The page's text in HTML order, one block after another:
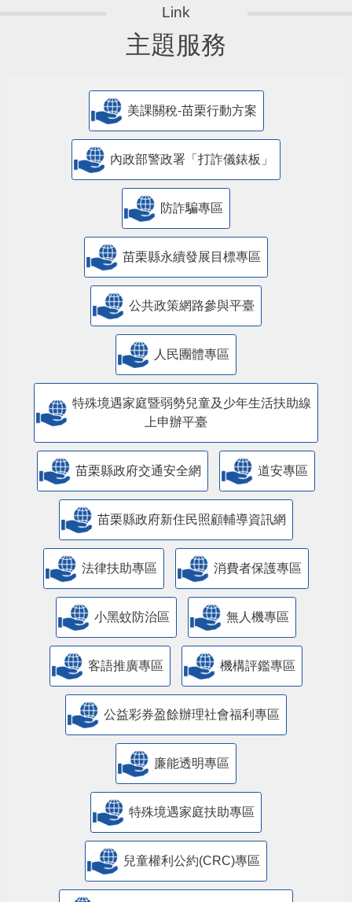
主題服務
美課關稅-苗栗行動方案
內政部警政署「打詐儀錶板」
防詐騙專區
苗栗縣永續發展目標專區
公共政策網路參與平臺
人民團體專區
特殊境遇家庭暨弱勢兒童及少年生活扶助線
上申辦平臺
苗栗縣政府交通安全網 道安專區
苗栗縣政府新住民照顧輔導資訊網
法律扶助專區 消費者保護專區
小黑蚊防治區 無人機專區
客語推廣專區 機構評鑑專區
公益彩券盈餘辦理社會福利專區
廉能透明專區
特殊境遇家庭扶助專區
兒童權利公約(CRC)專區